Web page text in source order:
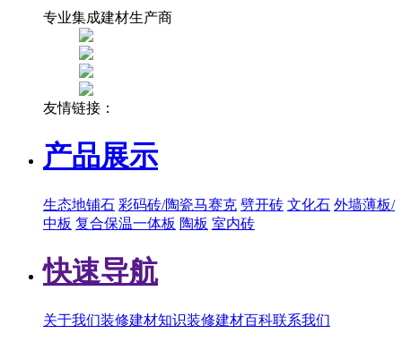
专业集成建材生产商
友情链接：
产品展示
生态地铺石 彩码砖/陶瓷马赛克 劈开砖 文化石 外墙薄板/
中板 复合保温一体板 陶板 室内砖
快速导航
关于我们装修建材知识装修建材百科联系我们